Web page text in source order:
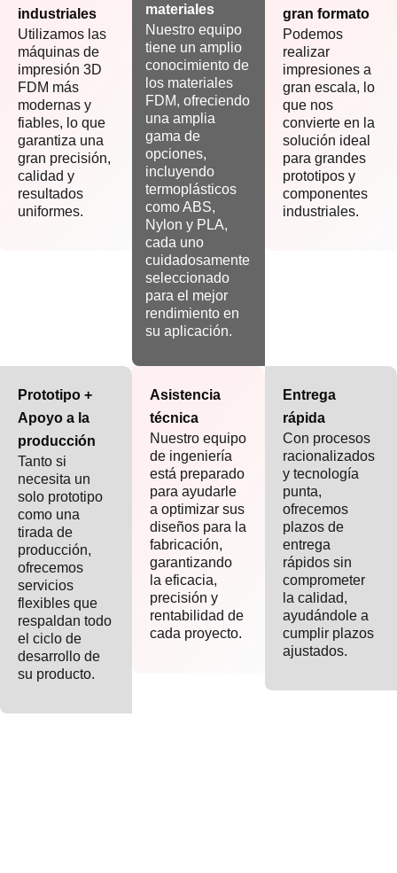
industriales
Utilizamos las
máquinas de
impresión 3D
FDM más
modernas y
fiables, lo que
garantiza una
gran precisión,
calidad y
resultados
uniformes.
materiales
Nuestro equipo
tiene un amplio
conocimiento de
los materiales
FDM, ofreciendo
una amplia
gama de
opciones,
incluyendo
termoplásticos
como ABS,
Nylon y PLA,
cada uno
cuidadosamente
seleccionado
para el mejor
rendimiento en
su aplicación.
gran formato
Podemos
realizar
impresiones a
gran escala, lo
que nos
convierte en la
solución ideal
para grandes
prototipos y
componentes
industriales.
Prototipo +
Apoyo a la
producción
Tanto si
necesita un
solo prototipo
como una
tirada de
producción,
ofrecemos
servicios
flexibles que
respaldan todo
el ciclo de
desarrollo de
su producto.
Asistencia
técnica
Nuestro equipo
de ingeniería
está preparado
para ayudarle
a optimizar sus
diseños para la
fabricación,
garantizando
la eficacia,
precisión y
rentabilidad de
cada proyecto.
Entrega
rápida
Con procesos
racionalizados
y tecnología
punta,
ofrecemos
plazos de
entrega
rápidos sin
comprometer
la calidad,
ayudándole a
cumplir plazos
ajustados.